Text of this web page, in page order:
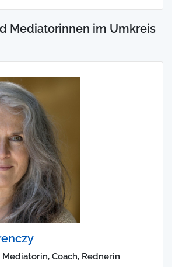
Mediatorinnen im Umkreis
Coach, Rednerin